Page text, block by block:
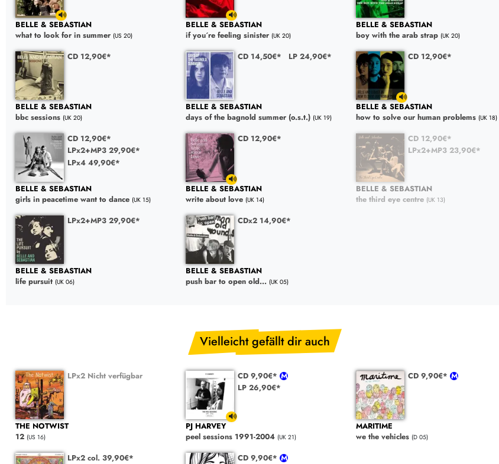
BELLE & SEBASTIAN
what to look for in summer (US 20)
BELLE & SEBASTIAN
if you´re feeling sinister (UK 20)
BELLE & SEBASTIAN
boy with the arab strap (UK 20)
CD 12,90€*
BELLE & SEBASTIAN
bbc sessions (UK 20)
CD 14,50€* LP 24,90€*
BELLE & SEBASTIAN
days of the bagnold summer (o.s.t.) (UK 19)
CD 12,90€*
BELLE & SEBASTIAN
how to solve our human problems (UK 18)
CD 12,90€*
LPx2+MP3 29,90€*
LPx4 49,90€*
BELLE & SEBASTIAN
girls in peacetime want to dance (UK 15)
CD 12,90€*
BELLE & SEBASTIAN
write about love (UK 14)
CD 12,90€*
LPx2+MP3 23,90€*
BELLE & SEBASTIAN
the third eye centre (UK 13)
LPx2+MP3 29,90€*
BELLE & SEBASTIAN
life pursuit (UK 06)
CDx2 14,90€*
BELLE & SEBASTIAN
push bar to open old... (UK 05)
Vielleicht gefällt dir auch
LPx2 Nicht verfügbar
THE NOTWIST
12 (US 16)
CD 9,90€*
LP 26,90€*
PJ HARVEY
peel sessions 1991-2004 (UK 21)
CD 9,90€*
MARITIME
we the vehicles (D 05)
LPx2 col. 39,90€* CD 9,90€*